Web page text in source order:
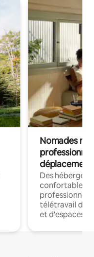
Nomades
déplacement
Des
confortables
professionnels
télétravail
et d'espaces